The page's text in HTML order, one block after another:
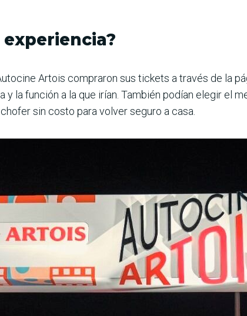
Artois compraron sus tickets a través de la
y la función a la que irían. También podían elegir el
sin costo para volver seguro a casa.